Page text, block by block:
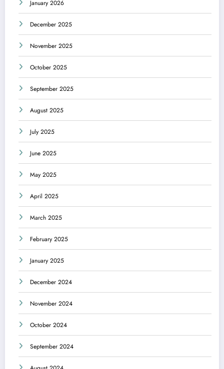
January 2026
December 2025
November 2025
October 2025
September 2025
August 2025
July 2025
June 2025
May 2025
April 2025
March 2025
February 2025
January 2025
December 2024
November 2024
October 2024
September 2024